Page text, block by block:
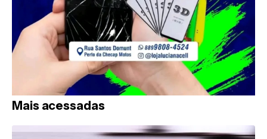
Mais acessadas